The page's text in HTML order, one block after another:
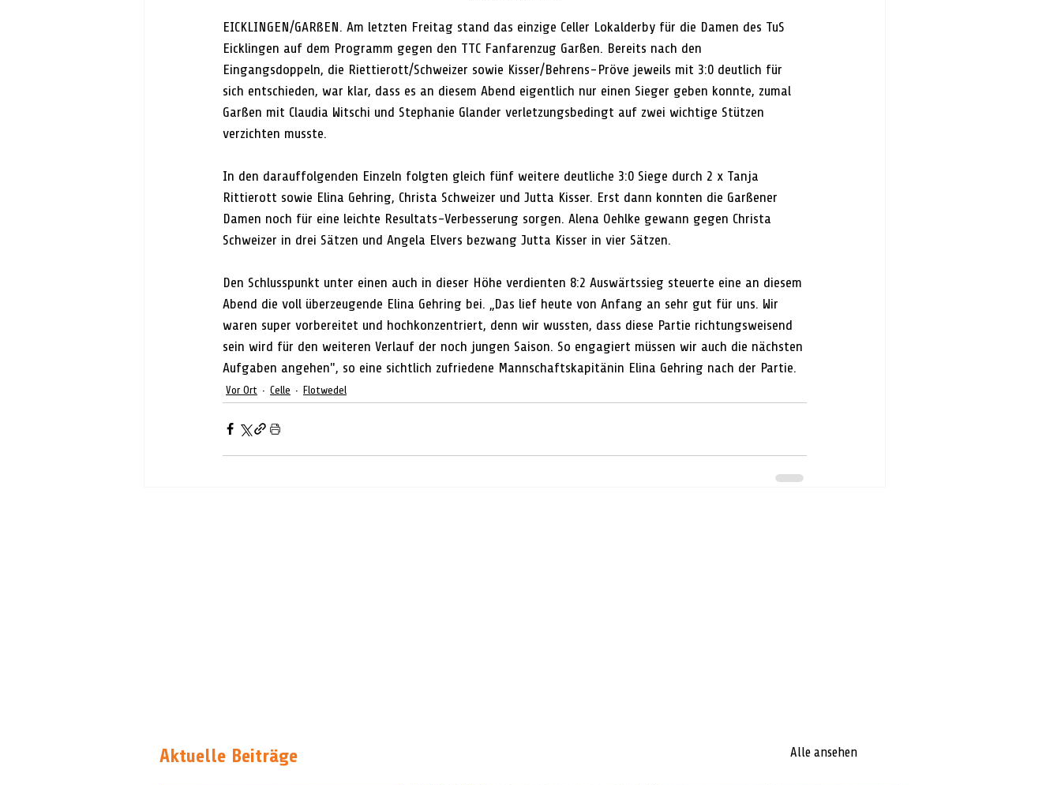
EICKLINGEN/GARßEN. Am letzten Freitag stand das einzige Celler Lokalderby für die Damen des TuS
Eicklingen auf dem Programm gegen den TTC Fanfarenzug Garßen. Bereits nach den
Eingangsdoppeln, die Riettierott/Schweizer sowie Kisser/Behrens-Pröve jeweils mit 3:0 deutlich für
sich entschieden, war klar, dass es an diesem Abend eigentlich nur einen Sieger geben konnte, zumal
Garßen mit Claudia Witschi und Stephanie Glander verletzungsbedingt auf zwei wichtige Stützen
verzichten musste.
In den darauffolgenden Einzeln folgten gleich fünf weitere deutliche 3:0 Siege durch 2 x Tanja
Rittierott sowie Elina Gehring, Christa Schweizer und Jutta Kisser. Erst dann konnten die Garßener
Damen noch für eine leichte Resultats-Verbesserung sorgen. Alena Oehlke gewann gegen Christa
Schweizer in drei Sätzen und Angela Elvers bezwang Jutta Kisser in vier Sätzen.
Den Schlusspunkt unter einen auch in dieser Höhe verdienten 8:2 Auswärtssieg steuerte eine an diesem
Abend die voll überzeugende Elina Gehring bei. „Das lief heute von Anfang an sehr gut für uns. Wir
waren super vorbereitet und hochkonzentriert, denn wir wussten, dass diese Partie richtungsweisend
sein wird für den weiteren Verlauf der noch jungen Saison. So engagiert müssen wir auch die nächsten
Aufgaben angehen", so eine sichtlich zufriedene Mannschaftskapitänin Elina Gehring nach der Partie.
Vor Ort Celle Flotwedel
Aktuelle Beiträge Alle ansehen